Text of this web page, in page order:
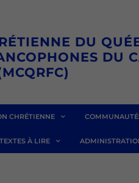
DU
DU
CHRÉTIENNE
TEXTES À LIRE